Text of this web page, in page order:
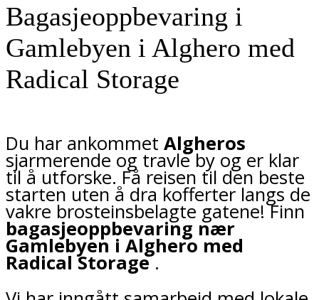
Bagasjeoppbevaring i
Gamlebyen i Alghero med
Radical Storage
Du har ankommet Algheros
sjarmerende og travle by og er klar
til å utforske. Få reisen til den beste
starten uten å dra kofferter langs de
vakre brosteinsbelagte gatene! Finn
bagasjeoppbevaring nær
Gamlebyen i Alghero med
Radical Storage.